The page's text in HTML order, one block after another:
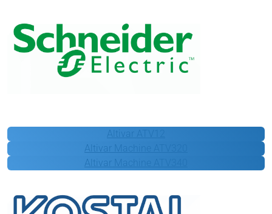
Schneider Electric
Altivar ATV12
Altivar Machine ATV320
Altivar Machine ATV340